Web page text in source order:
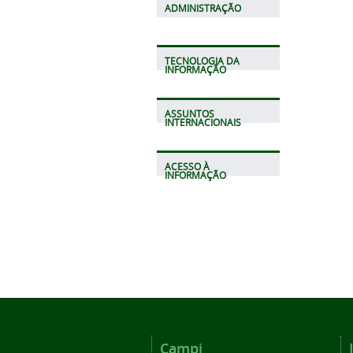
ADMINISTRAÇÃO
TECNOLOGIA DA
INFORMAÇÃO
ASSUNTOS
INTERNACIONAIS
ACESSO À
INFORMAÇÃO
Campi